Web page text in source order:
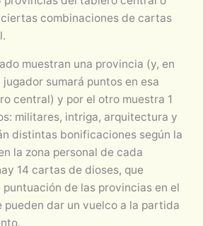
combinaciones de cartas
muestran una provincia (y, en
sumará puntos en esa
central) y por el otro muestra 1
militares, intriga, arquitectura y
distintas bonificaciones según la
la zona personal de cada
14 cartas de dioses, que
de las provincias en el
pueden dar un vuelco a la partida